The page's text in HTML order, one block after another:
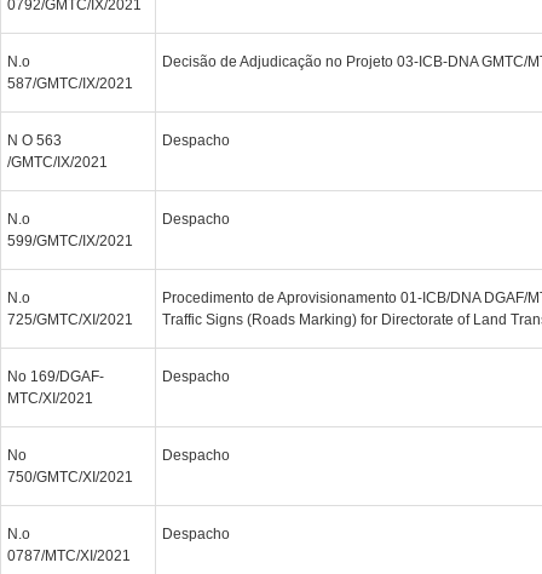
0792/GMTC/IX/2021
N.o
587/GMTC/IX/2021
Decisão de Adjudicação no Projeto 03-ICB-DNA GMTC/
N O 563
/GMTC/IX/2021
Despacho
N.o
599/GMTC/IX/2021
Despacho
N.o
725/GMTC/XI/2021
Procedimento de Aprovisionamento 01-ICB/DNA DGAF/
Traffic Signs (Roads Marking) for Directorate of Land
No 169/DGAF-
MTC/XI/2021
Despacho
No
750/GMTC/XI/2021
Despacho
N.o
0787/MTC/XI/2021
Despacho